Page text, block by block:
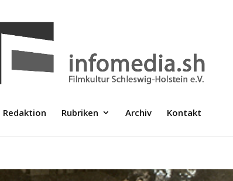
Redaktion Rubriken Archiv Kontakt